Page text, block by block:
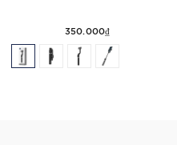
350.000₫